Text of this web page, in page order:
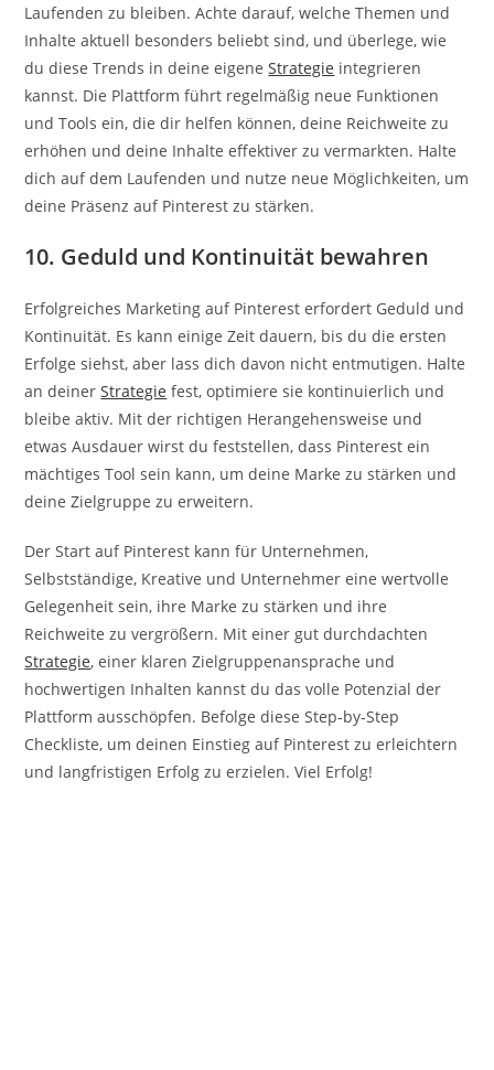
Laufenden zu bleiben. Achte darauf, welche Themen und
Inhalte aktuell besonders beliebt sind, und überlege, wie
du diese Trends in deine eigeneStrategie integrieren
kannst. Die Plattform führt regelmäßig neue Funktionen
und Tools ein, die dir helfen können, deine Reichweite zu
erhöhen und deine Inhalte effektiver zu vermarkten. Halte
dich auf dem Laufenden und nutze neue Möglichkeiten, um
deine Präsenz auf Pinterest zu stärken.
10. Geduld und Kontinuität bewahren
Erfolgreiches Marketing auf Pinterest erfordert Geduld und
Kontinuität. Es kann einige Zeit dauern, bis du die ersten
Erfolge siehst, aber lass dich davon nicht entmutigen. Halte
an deinerStrategie fest, optimiere sie kontinuierlich und
bleibe aktiv. Mit der richtigen Herangehensweise und
etwas Ausdauer wirst du feststellen, dass Pinterest ein
mächtiges Tool sein kann, um deine Marke zu stärken und
deine Zielgruppe zu erweitern.
Der Start auf Pinterest kann für Unternehmen,
Selbstständige, Kreative und Unternehmer eine wertvolle
Gelegenheit sein, ihre Marke zu stärken und ihre
Reichweite zu vergrößern. Mit einer gut durchdachten
Strategie, einer klaren Zielgruppenansprache und
hochwertigen Inhalten kannst du das volle Potenzial der
Plattform ausschöpfen. Befolge diese Step-by-Step
Checkliste, um deinen Einstieg auf Pinterest zu erleichtern
und langfristigen Erfolg zu erzielen. Viel Erfolg!